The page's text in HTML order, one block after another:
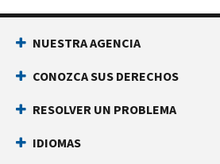
NUESTRA AGENCIA
CONOZCA SUS DERECHOS
RESOLVER UN PROBLEMA
IDIOMAS